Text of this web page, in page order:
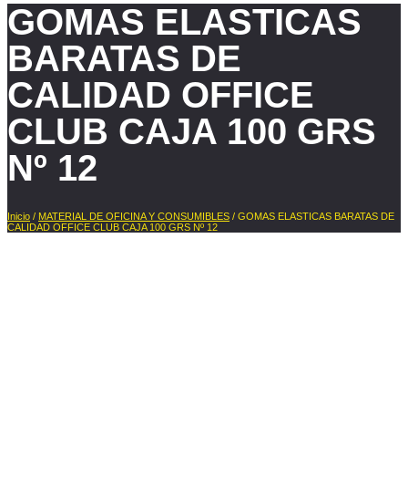
GOMAS ELASTICAS
BARATAS DE
CALIDAD OFFICE
CLUB CAJA 100 GRS
Nº 12
Inicio / MATERIAL DE OFICINA Y CONSUMIBLES / GOMAS ELASTICAS BARATAS DE
CALIDAD OFFICE CLUB CAJA 100 GRS Nº 12